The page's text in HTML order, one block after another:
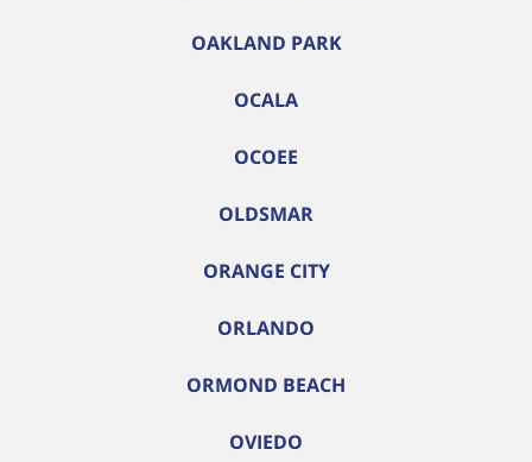
OAKLAND PARK
OCALA
OCOEE
OLDSMAR
ORANGE CITY
ORLANDO
ORMOND BEACH
OVIEDO